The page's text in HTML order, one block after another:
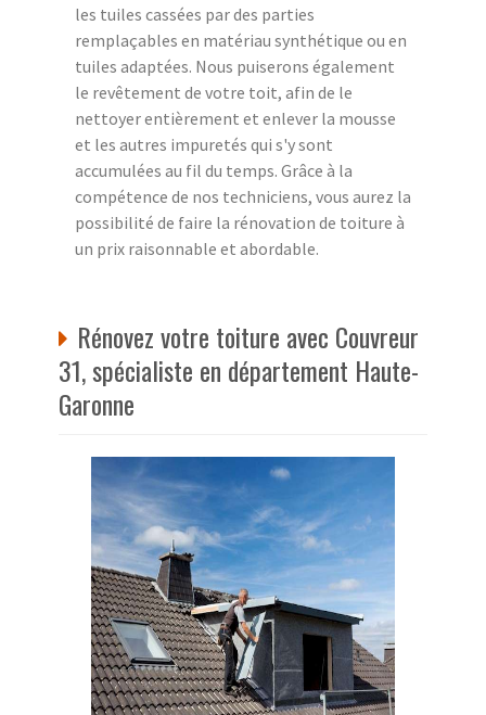
les tuiles cassées par des parties
remplaçables en matériau synthétique ou en
tuiles adaptées. Nous puiserons également
le revêtement de votre toit, afin de le
nettoyer entièrement et enlever la mousse
et les autres impuretés qui s'y sont
accumulées au fil du temps. Grâce à la
compétence de nos techniciens, vous aurez la
possibilité de faire la rénovation de toiture à
un prix raisonnable et abordable.
Rénovez votre toiture avec Couvreur
31, spécialiste en département Haute-
Garonne